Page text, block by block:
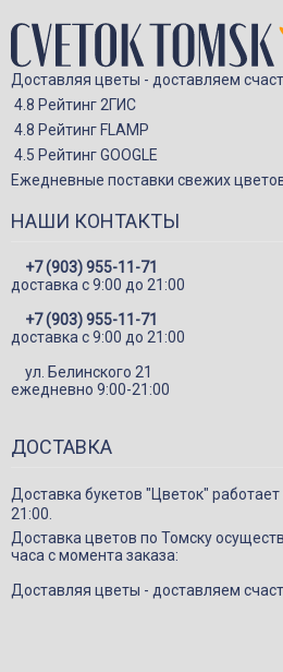
Букеты с орхидеей
Букеты с гортензией
Композиции
Корзины с цветами
Игрушки
Подарки
Конфеты и сладкие подарки
Шарики
Декор в цветы
Доставляя цветы - доставляем
4.8 Рейтинг 2ГИС
4.8 Рейтинг FLAMP
4.5 Рейтинг GOOGLE
Ежедневные поставки свежих
НАШИ КОНТАКТЫ
+7 (903) 955-11-71
доставка c 9:00 до 21:00
+7 (903) 955-11-71
доставка c 9:00 до 21:00
ул. Белинского 21
ежедневно 9:00-21:00
ДОСТАВКА
Доставка букетов "Цветок"
21:00.
Доставка цветов по Томску
часа с момента заказа:
Доставляя цветы - доставляем